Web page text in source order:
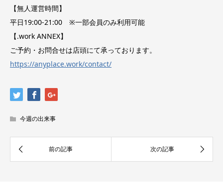
【無人運営時間】
平日19:00-21:00 ※一部会員のみ利用可能
【.work ANNEX】
ご予約・お問合せは店頭にて承っております。
https://anyplace.work/contact/
今週の出来事